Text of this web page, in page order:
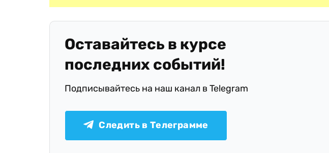
Оставайтесь в курсе
последних событий!
Подписывайтесь на наш канал в Telegram
Следить в Телеграмме